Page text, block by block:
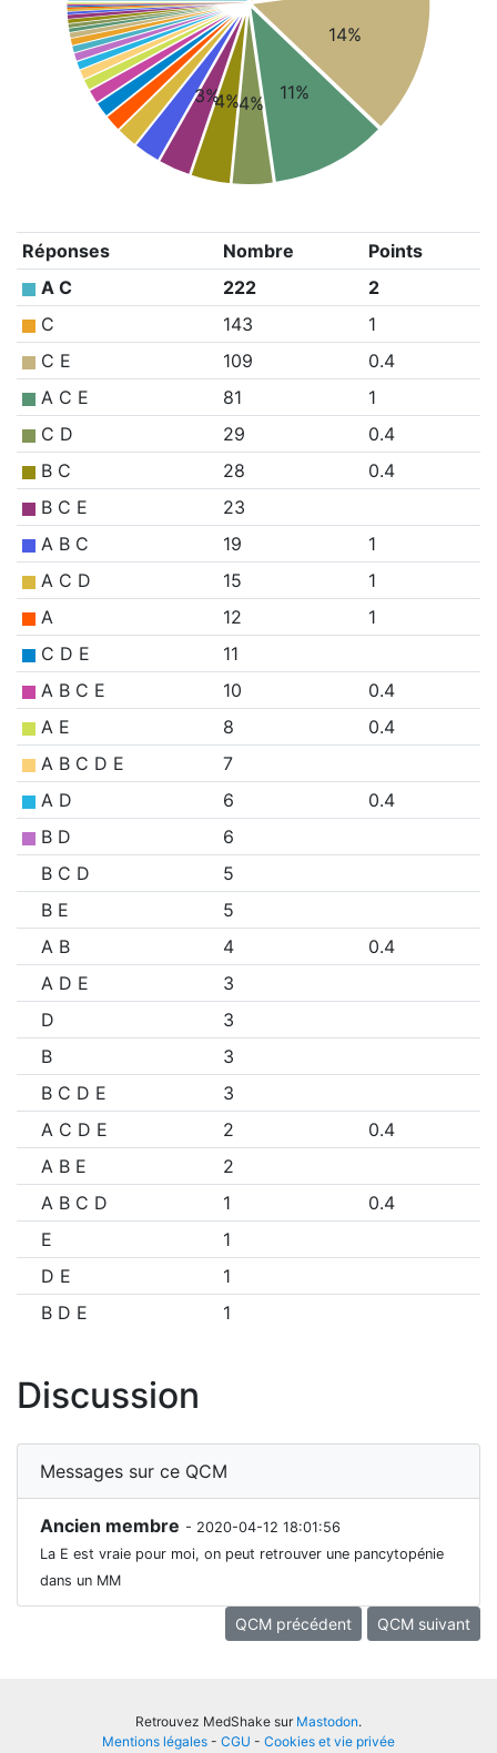
14%
11%
4%
4%
3%
Réponses Nombre
Points
A C
222
2
C
143
1
C E
109
0.4
A C E
81
1
C D
29
0.4
B C
28
0.4
B C E
23
A B C
19
1
A C D
15
1
A
12
1
C D E
11
A B C E
10
0.4
A E
8
0.4
A B C D E
7
A D
6
0.4
B D
6
B C D
5
B E
5
A B
4
0.4
A D E
3
D
3
B
3
B C D E
3
A C D E
2
0.4
A B E
2
A B C D
1
0.4
E
1
D E
1
B D E
1
Discussion
Messages sur ce QCM
Ancien membre - 2020-04-12 18:01:56
La E est vraie pour moi, on peut retrouver une pancytopénie
dans un MM
QCM précédent QCM suivant
Retrouvez MedShake sur Mastodon.
Mentions légales - CGU - Cookies et vie privée